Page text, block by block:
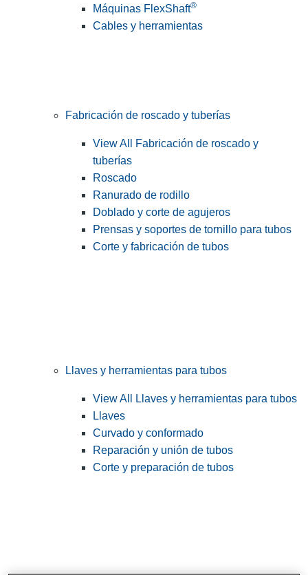
Máquinas FlexShaft®
Cables y herramientas
Fabricación de roscado y tuberías
View All Fabricación de roscado y
tuberías
Roscado
Ranurado de rodillo
Doblado y corte de agujeros
Prensas y soportes de tornillo para tubos
Corte y fabricación de tubos
Llaves y herramientas para tubos
View All Llaves y herramientas para tubos
Llaves
Curvado y conformado
Reparación y unión de tubos
Corte y preparación de tubos